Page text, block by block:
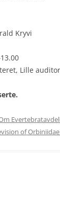
Kryvi
Lille
of